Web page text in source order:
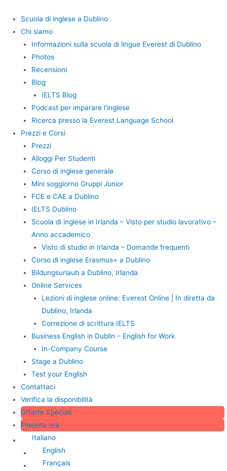
contenuto
Scuola di inglese a Dublino
Chi siamo
Informazioni sulla scuola di lingue Everest di Dublino
Photos
Recensioni
Blog
IELTS Blog
Podcast per imparare l’inglese
Ricerca presso la Everest Language School
Prezzi e Corsi
Prezzi
Alloggi Per Studenti
Corso di inglese generale
Mini soggiorno Gruppi Junior
FCE e CAE a Dublino
IELTS Dublino
Scuola di inglese in Irlanda – Visto per studio lavorativo –
Anno accademico
Visto di studio in Irlanda – Domande frequenti
Corso di inglese Erasmus+ a Dublino
Bildungsurlaub a Dublino, Irlanda
Online Services
Lezioni di inglese online: Everest Online | In diretta da
Dublino, Irlanda
Correzione di scrittura IELTS
Business English in Dublin – English for Work
In-Company Course
Stage a Dublino
Test your English
Contattaci
Verifica la disponibilità
Offerte Speciali
Prenota ora
Italiano
English
Français